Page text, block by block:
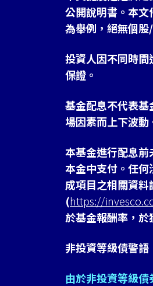
公開說明書。本
為舉例，絕無個股
投資人因不同時
保證。
基金配息不代表
場因素而上下波動
本基金進行配息
本金中支付。任
成項目之相關資料
(https://
於基金報酬率，於
非投資等級債警語
由於非投資等級